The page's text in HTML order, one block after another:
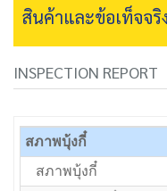
สินค้าและข้อเท็จจริ
INSPECTION REPORT
สภาพบุ้งกี๋
สภาพบุ้งกี๋